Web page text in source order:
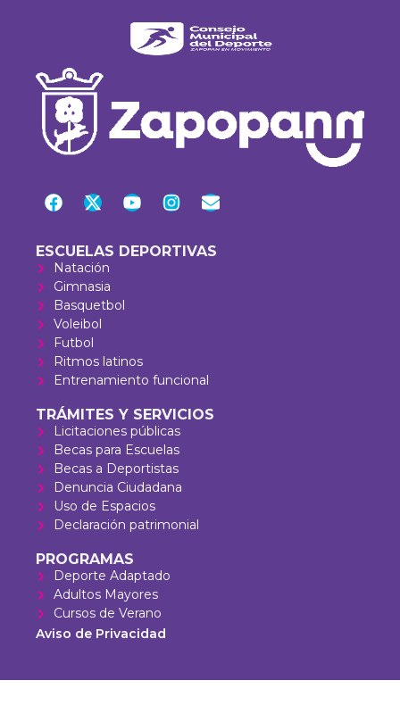
ESCUELAS DEPORTIVAS
Natación
Gimnasia
Basquetbol
Voleibol
Futbol
Ritmos latinos
Entrenamiento funcional
TRÁMITES Y SERVICIOS
Licitaciones públicas
Becas para Escuelas
Becas a Deportistas
Denuncia Ciudadana
Uso de Espacios
Declaración patrimonial
PROGRAMAS
Deporte Adaptado
Adultos Mayores
Cursos de Verano
Aviso de Privacidad